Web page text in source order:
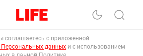
соглашаетесь с приложенной
данных и с использованием